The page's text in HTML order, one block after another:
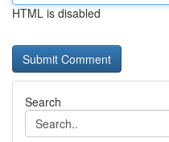
HTML is disabled
Search